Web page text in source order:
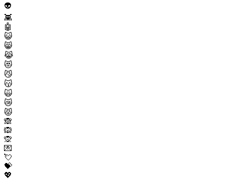
👽
👾
🤖
😺
😸
😹
😻
😼
😽
🙀
😿
😾
🙈
🙉
🙊
💌
💘
💝
💖